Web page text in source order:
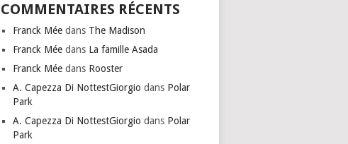
COMMENTAIRES RÉCENTS
Franck Mée dans The Madison
Franck Mée dans La famille Asada
Franck Mée dans Rooster
A. Capezza Di NottestGiorgio dans Polar
Park
A. Capezza Di NottestGiorgio dans Polar
Park